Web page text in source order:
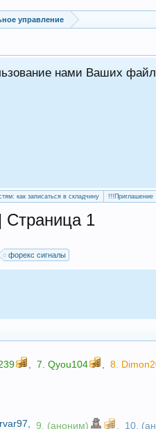
управление
нами Ваших
как записаться в складчину !!!Приглашение
Страница 1
форекс сигналы
7.Qyou104 8.
9. (аноним) 10.